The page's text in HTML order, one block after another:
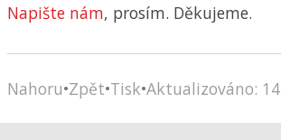
Napište nám, prosím. Děkujeme.
Nahoru•Zpět•Tisk•Aktualizováno: